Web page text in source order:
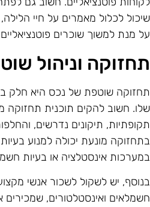
לכלול מאמרים על חיי
מנת למשוך שוכרים פוטנציאליים
וניהול
שוטפת של נכס היא חלק
חשוב להקים תוכנית תחזוקה
תיקונים נדרשים,
מונעת יכולה למנוע
אינסטלציה או בעיות
יש לשקול לשכור אנשי
ואינסטלטורים, שמכירים